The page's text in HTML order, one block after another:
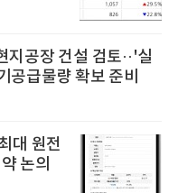
공장 건설 검토··'실
공급물량 확보 준비
대 원전
논의